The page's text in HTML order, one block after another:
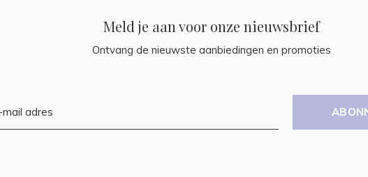
Meld je aan voor onze nieuwsbrief
Ontvang de nieuwste aanbiedingen en promoties